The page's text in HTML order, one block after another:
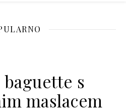
s
maslacem